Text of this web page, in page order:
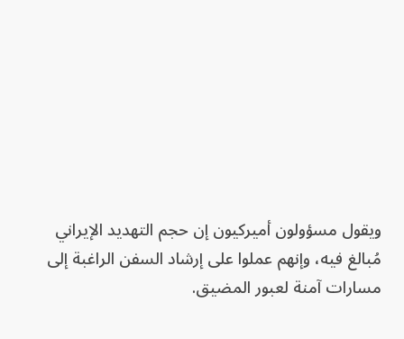
ويقول مسؤولون أميركيون إن حجم التهديد الإيراني
مُبالغ فيه، وإنهم عملوا على إرشاد السفن الراغبة إلى
مسارات آمنة لعبور المضيق.